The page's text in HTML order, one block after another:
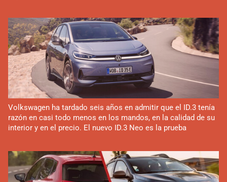
Volkswagen ha tardado seis años en admitir que el ID.3 tenía
razón en casi todo menos en los mandos, en la calidad de su
interior y en el precio. El nuevo ID.3 Neo es la prueba